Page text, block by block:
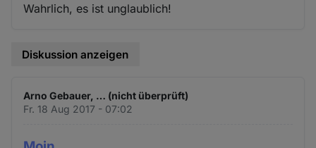
Wahrlich, es ist unglaublich!
Diskussion anzeigen
Arno Gebauer, … (nicht überprüft)
Fr. 18 Aug 2017 - 07:02